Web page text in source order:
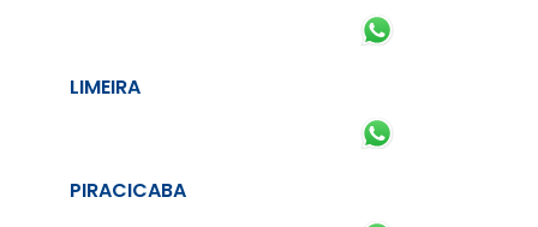
LIMEIRA
PIRACICABA